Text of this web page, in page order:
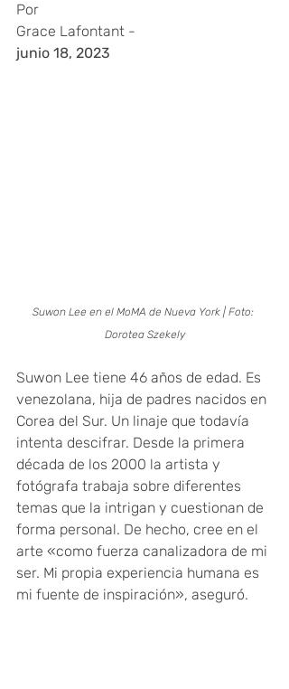
Por
Grace Lafontant -
junio 18, 2023
Suwon Lee en el MoMA de Nueva York | Foto:
Dorotea Szekely
Suwon Lee tiene 46 años de edad. Es
venezolana, hija de padres nacidos en
Corea del Sur. Un linaje que todavía
intenta descifrar. Desde la primera
década de los 2000 la artista y
fotógrafa trabaja sobre diferentes
temas que la intrigan y cuestionan de
forma personal. De hecho, cree en el
arte «como fuerza canalizadora de mi
ser. Mi propia experiencia humana es
mi fuente de inspiración», aseguró.